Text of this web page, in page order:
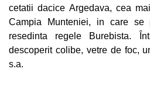
cetatii dacice Argedava, cea
Campia Munteniei, in care se
resedinta regele Burebista.
descoperit colibe, vetre de foc,
s.a.